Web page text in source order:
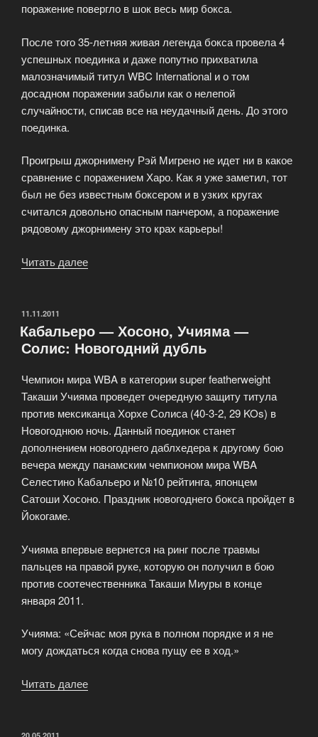
поражение повергло в шок весь мир бокса.
После того 35-летняя живая легенда бокса провела 4
успешных поединка и даже попутно прихватила
малозначимый титул WBC International и о том
досадном поражении забыли как о нелепой
случайности, списав все на неудачный день. До этого
поединка.
Проигрыш джорнимену Рэй Мигрено не идет ни в какое
сравнение с поражением Харо. Как я уже заметил, тот
был не без известным боксером и в узких кругах
считался довольно опасным панчером, а поражение
рядовому джорнимену это крах карьеры!
Читать далее
многократного
экс-
мира»
ОПУБЛИКОВАНО
11.11.2011
Кабальеро — Хосоно, Учияма —
Солис: Новогодний дубль
Чемпион мира WBA в категории super featherweight
Такаши Учияма проведет очередную защиту титула
против мексиканца Хорхе Солиса (40-3-2, 29 KOs) в
Новогоднюю ночь. Данный поединок станет
дополнением новогоднего даблхедера к другому бою
вечера между панамским чемпионом мира WBA
Селестино Кабальеро и №10 рейтинга, японцем
Сатоши Хосоно. Праздник новогоднего бокса пройдет в
Йокогаме.
Учияма впервые вернется на ринг после травмы
пальцев на правой руке, которую он получил в бою
против соотечественника Такаши Миуры в конце
января 2011.
Учияма: «Сейчас моя рука в полном порядке и я не
могу дождаться когда снова пущу ее в ход.»
Читать далее